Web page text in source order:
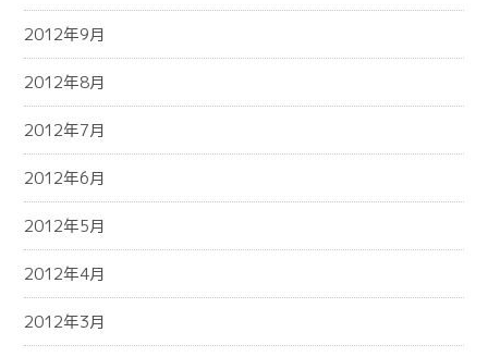
2012年9月
2012年8月
2012年7月
2012年6月
2012年5月
2012年4月
2012年3月